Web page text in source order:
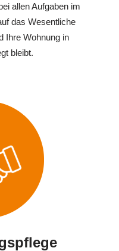
allen Aufgaben im
das Wesentliche
Ihre Wohnung in
bleibt.